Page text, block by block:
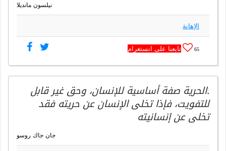
نيلسون مانديلا
الإهانة
65 تابعنا على انستغرام
.الحرية صفة أساسية للإنسان، وحق غير قابل
للتفويت، فإذا تخلى الإنسان عن حريته فقد
تخلى عن إنسانيته
جان جاك روسو